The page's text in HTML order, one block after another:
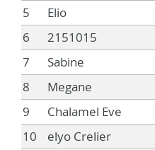
5
Elio
6
2151015
7
Sabine
8
Megane
9
Chalamel Eve
10
elyo Crelier